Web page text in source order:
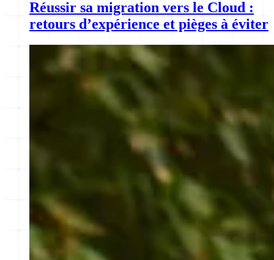
Réussir sa migration vers le Cloud :
retours d’expérience et pièges à éviter